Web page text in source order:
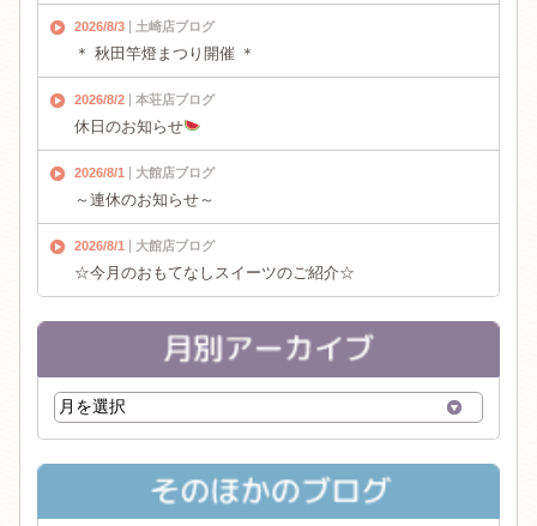
2026/8/3 土崎店ブログ
＊ 秋田竿燈まつり開催 ＊
2026/8/2 本荘店ブログ
休日のお知らせ
2026/8/1 大館店ブログ
～連休のお知らせ～
2026/8/1 大館店ブログ
☆今月のおもてなしスイーツのご紹介☆